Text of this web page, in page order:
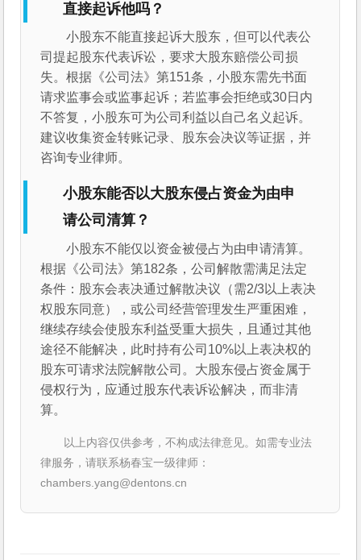
直接起诉他吗？
小股东不能直接起诉大股东，但可以代表公
司提起股东代表诉讼，要求大股东赔偿公司损
失。根据《公司法》第151条，小股东需先书面
请求监事会或监事起诉；若监事会拒绝或30日内
不答复，小股东可为公司利益以自己名义起诉。
建议收集资金转账记录、股东会决议等证据，并
咨询专业律师。
小股东能否以大股东侵占资金为由申
请公司清算？
小股东不能仅以资金被侵占为由申请清算。
根据《公司法》第182条，公司解散需满足法定
条件：股东会表决通过解散决议（需2/3以上表决
权股东同意），或公司经营管理发生严重困难，
继续存续会使股东利益受重大损失，且通过其他
途径不能解决，此时持有公司10%以上表决权的
股东可请求法院解散公司。大股东侵占资金属于
侵权行为，应通过股东代表诉讼解决，而非清
算。
以上内容仅供参考，不构成法律意见。如需专业法
律服务，请联系杨春宝一级律师：
chambers.yang@dentons.cn